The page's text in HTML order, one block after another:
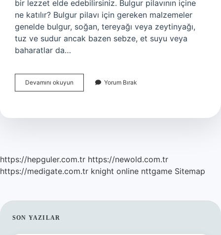
bir lezzet elde edebilirsiniz. Bulgur pilavının içine
ne katılır? Bulgur pilavı için gereken malzemeler
genelde bulgur, soğan, tereyağı veya zeytinyağı,
tuz ve sudur ancak bazen sebze, et suyu veya
baharatlar da…
Devamını okuyun
Pilavına
Mu
Yorum Bırak
https://hepguler.com.tr https://newold.com.tr
https://medigate.com.tr knight online nttgame Sitemap
SIDEBAR
SON YAZILAR